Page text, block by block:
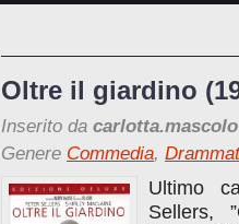
Oltre il giardino
Inserito da carlotta.mascolo
Genere Commedia,
Ultimo
Sellers,